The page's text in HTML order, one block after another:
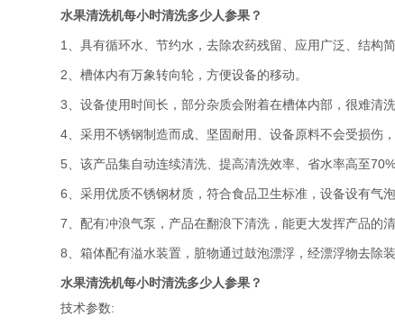
水果清洗机每小时清洗多少人参果？
1、具有循环水、节约水，去除农药残留、应用广泛、结构
2、槽体内有万象转向轮，方便设备的移动。
3、设备使用时间长，部分杂质会附着在槽体内部，很难清
4、采用不锈钢制造而成、坚固耐用、设备原料不会受损伤
5、该产品集自动连续清洗、提高清洗效率、省水率高至70%
6、采用优质不锈钢材质，符合食品卫生标准，设备设有气
7、配有冲浪气泵，产品在翻浪下清洗，能更大发挥产品的清
8、箱体配有溢水装置，脏物通过鼓泡漂浮，经漂浮物去除
水果清洗机每小时清洗多少人参果？
技术参数: